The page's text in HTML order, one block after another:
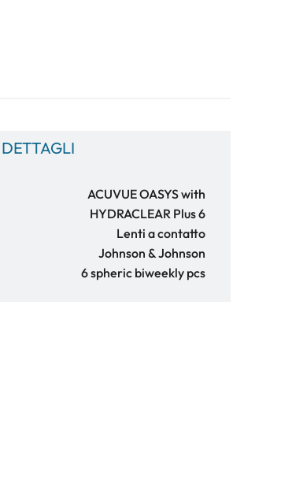
DETTAGLI
ACUVUE OASYS with
HYDRACLEAR Plus 6
Lenti a contatto
Johnson & Johnson
6 spheric biweekly pcs